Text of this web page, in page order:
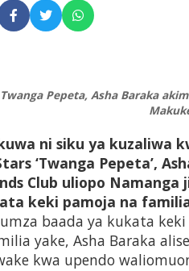
Pepeta, Asha Baraka
ni siku ya kuzaliwa
‘Twanga Pepeta’,
Club uliopo
keki pamoja na
baada ya kukata
yake, Asha Baraka
kwa upendo